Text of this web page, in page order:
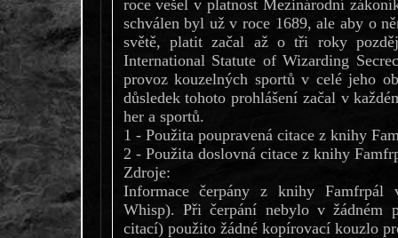
roce vešel v platnost Mezinárodní
schválen byl už v roce 1689, ale aby o
světě, platit začal až o tři roky
International Statute of Wizarding
provoz kouzelných sportů v celé jeho
důsledek tohoto prohlášení začal v
her a sportů.
1 - Použita poupravená citace z knihy
2 - Použita doslovná citace z knihy
Zdroje:
Informace čerpány z knihy Famfrpál
Whisp). Při čerpání nebylo v žádném
citací) použito žádné kopírovací kouzlo